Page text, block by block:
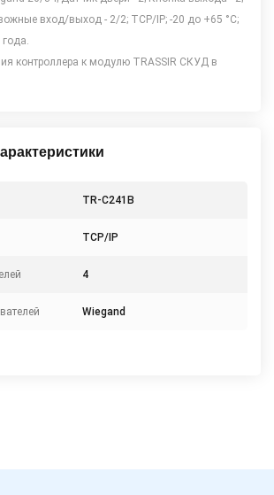
вход/выход - 2/2; TCP/IP; -20 до +65 °C;
года.
контроллера к модулю TRASSIR СКУД в
TR-C241B
TCP/IP
4
Wiegand